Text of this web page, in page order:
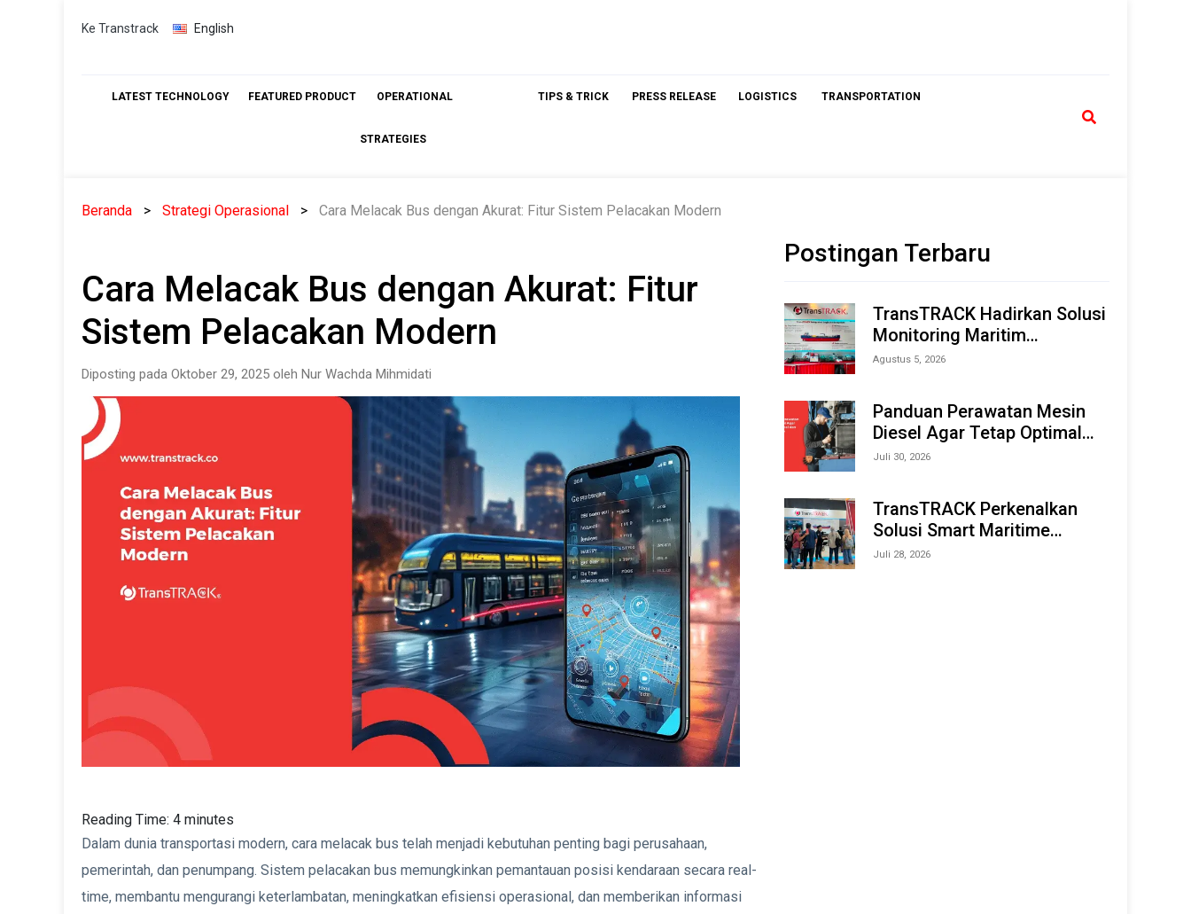
Skip
Ke Transtrack English
LATEST TECHNOLOGY FEATURED PRODUCT OPERATIONAL
STRATEGIES
TIPS & TRICK PRESS RELEASE LOGISTICS TRANSPORTATION
Beranda Strategi Operasional Cara Melacak Bus dengan Akurat: Fitur Sistem Pelacakan Modern
Cara Melacak Bus dengan Akurat: Fitur
Sistem Pelacakan Modern
Diposting pada Oktober 29, 2025 oleh Nur Wachda Mihmidati
Reading Time: 4 minutes
Dalam dunia transportasi modern, cara melacak bus telah menjadi kebutuhan penting bagi perusahaan,
pemerintah, dan penumpang. Sistem pelacakan bus memungkinkan pemantauan posisi kendaraan secara real-
time, membantu mengurangi keterlambatan, meningkatkan efisiensi operasional, dan memberikan informasi
Postingan Terbaru
TransTRACK Hadirkan Solusi
Monitoring Maritim
Terintegrasi Berbasis AI &
Offshore Expo (IMOX) 2026
Agustus 5, 2026
Panduan Perawatan Mesin
Diesel Agar Tetap Optimal
dan Tahan Lama
Juli 30, 2026
TransTRACK Perkenalkan
Solusi Smart Maritime
Monitoring Berbasis AI dan
Juli 28, 2026